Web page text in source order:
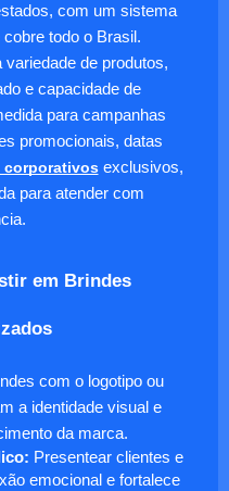
com um sistema
todo o Brasil.
variedade de produtos,
e capacidade de
para campanhas
promocionais, datas
corporativosexclusivos,
para atender com
em Brindes
com o logotipo ou
a identidade visual e
da marca.
Presentear clientes e
emocional e fortalece